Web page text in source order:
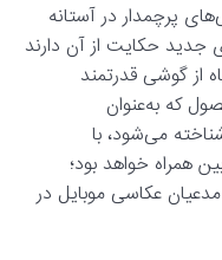
پرچمدار در آستانه
جدید حکایت از آن دارند
از گوشی قدرتمند
محصول که به‌عنوان
می‌شود، با
همراه خواهد بود؛
عکاسی موبایل در